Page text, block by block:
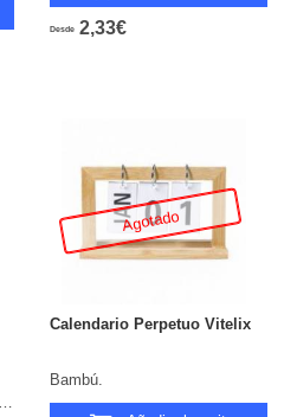
Desde 2,33€
Agotado
Calendario Perpetuo Vitelix
Bambú.